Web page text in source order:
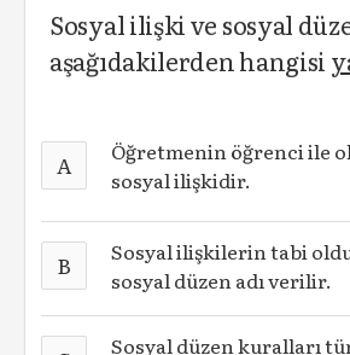
Sosyal ilişki ve sosyal
aşağıdakilerden hangisi
A
Öğretmenin öğrenci ile
sosyal ilişkidir.
B
Sosyal ilişkilerin tabi
sosyal düzen adı verilir.
Sosyal düzen kuralları